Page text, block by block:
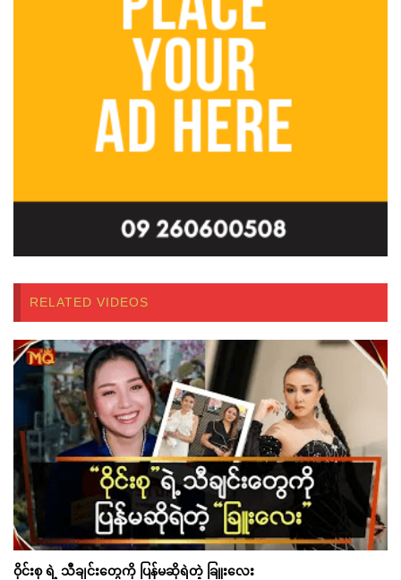
RELATED VIDEOS
ဝိုင်းစု ရဲ့ သီချင်းတွေကို ပြန်မဆိုရဲတဲ့ ခြူးလေး